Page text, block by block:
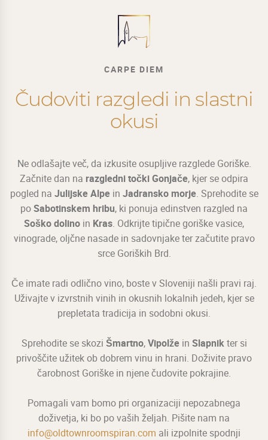
CARPE DIEM
Čudoviti razgledi in slastni
okusi
Ne odlašajte več, da izkusite osupljive razglede Goriške.
Začnite dan na razgledni točki Gonjače, kjer se odpira
pogled na Julijske Alpein Jadransko morje. Sprehodite se
poSabotinskem hribu, ki ponuja edinstven razgled na
Soško dolino in Kras. Odkrijte tipične goriške vasice,
vinograde, oljčne nasade in sadovnjake ter začutite pravo
srce Goriških Brd.
Če imate radi odlično vino, boste v Sloveniji našli pravi raj.
Uživajte v izvrstnih vinih in okusnih lokalnih jedeh, kjer se
prepletata tradicija in sodobni okusi.
Sprehodite se skozi Šmartno,Vipolžein Slapnikter si
privoščite užitek ob dobrem vinu in hrani. Doživite pravo
čarobnost Goriške in njene čudovite pokrajine.
Pomagali vam bomo pri organizaciji nepozabnega
doživetja, ki bo po vaših željah. Pišite nam na
info@oldtownroomspiran.com ali izpolnite spodnji